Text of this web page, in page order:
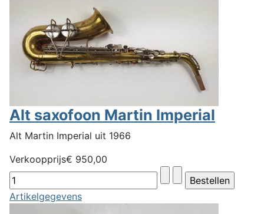
Alt saxofoon Martin Imperial
Alt Martin Imperial uit 1966
Verkoopprijs€ 950,00
Artikelgegevens